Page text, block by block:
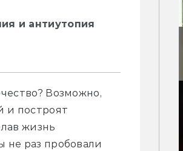
и антиутопия
Возможно,
и построят
жизнь
не раз пробовали